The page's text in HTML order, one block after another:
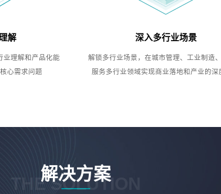
解
业理解和产品化能
心需求问题
深入多行业场景
解锁多行业场景，在城市管理、工业制造
服务多行业领域实现商业落地和产业的深
解决方案
THE SOLUTION